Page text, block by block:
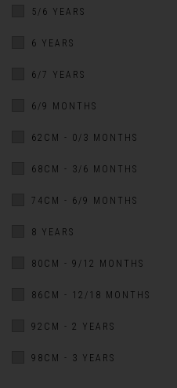
5/6 YEARS
6 YEARS
6/7 YEARS
6/9 MONTHS
62CM - 0/3 MONTHS
68CM - 3/6 MONTHS
74CM - 6/9 MONTHS
8 YEARS
80CM - 9/12 MONTHS
86CM - 12/18 MONTHS
92CM - 2 YEARS
98CM - 3 YEARS